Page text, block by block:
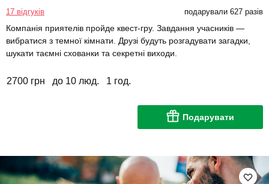
17 відгуків подарували 627 разів
Компанія приятелів пройде квест-гру. Завдання учасників —
вибратися з темної кімнати. Друзі будуть розгадувати загадки,
шукати таємні схованки та секретні виходи.
2700 грн до 10 люд. 1 год.
Подарувати